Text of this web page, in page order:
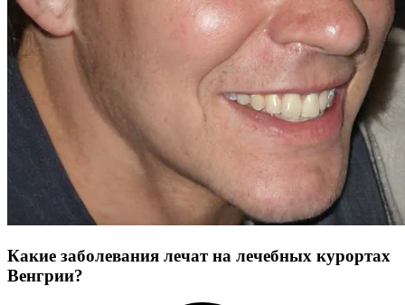
Какие заболевания лечат на лечебных курортах
Венгрии?